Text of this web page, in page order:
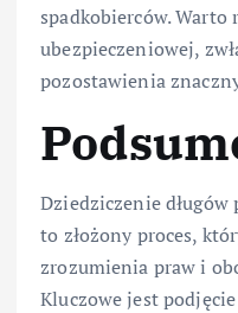
spadkobierców.
ubezpieczeniowej,
pozostawienia
Dziedziczenie długów
to złożony proces,
zrozumienia praw i
Kluczowe jest